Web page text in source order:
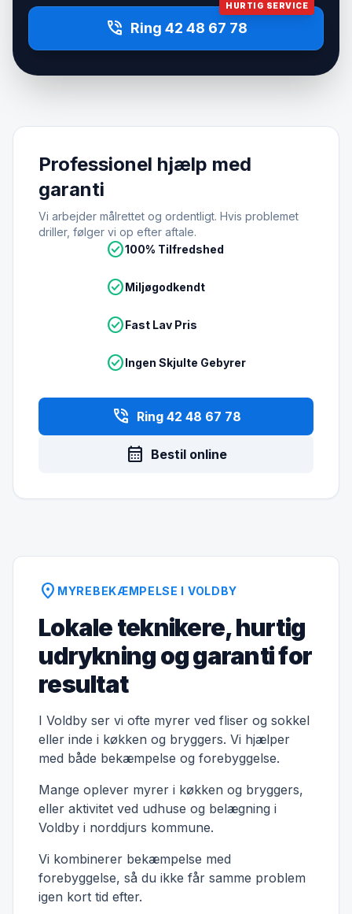
HURTIG SERVICE
phone_in_talk Ring 42 48 67 78
Professionel hjælp med
garanti
Vi arbejder målrettet og ordentligt. Hvis problemet
driller, følger vi op efter aftale.
check_circle100% Tilfredshed
check_circleMiljøgodkendt
check_circleFast Lav Pris
check_circleIngen Skjulte Gebyrer
phone_in_talk Ring 42 48 67 78
calendar_month Bestil online
location_on MYREBEKÆMPELSE I VOLDBY
Lokale teknikere, hurtig
udrykning og garanti for
resultat
I Voldby ser vi ofte myrer ved fliser og sokkel
eller inde i køkken og bryggers. Vi hjælper
med både bekæmpelse og forebyggelse.
Mange oplever myrer i køkken og bryggers,
eller aktivitet ved udhuse og belægning i
Voldby i norddjurs kommune.
Vi kombinerer bekæmpelse med
forebyggelse, så du ikke får samme problem
igen kort tid efter.